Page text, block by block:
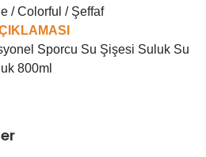
/ Colorful / Şeffaf
Sporcu Su Şişesi Suluk Su
800ml